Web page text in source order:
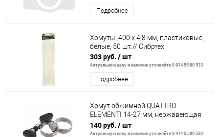
Подробнее
Хомуты, 400 х 4,8 мм, пластиковые,
белые, 50 шт.// Сибртех
303 руб. / шт
Актуальную цену и наличие уточняйте 8 914 55 80 533
Подробнее
Хомут обжимной QUATTRO
ELEMENTI 14-27 мм, нержавеющая
сталь, с ключом, 2 шт, в блистере
140 руб. / шт
Актуальную цену и наличие уточняйте 8 914 55 80 533